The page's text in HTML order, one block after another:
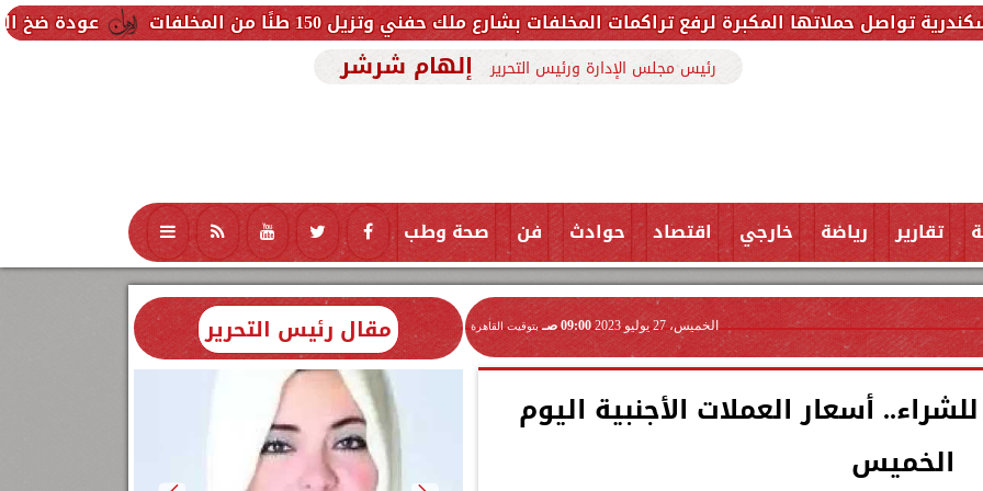
عودة ضخ المياه تدريجيًا لرفع تراكمات المخلفات بشارع ملك حفني وتزيل 150 طنًا من المخلفات
رئيس مجلس الإدارة ورئيس التحرير إلهام شرشر
تقارير رياضة خارجي اقتصاد حوادث فن صحة وطب تكنولوجيا منوعات محافظات
الخميس، 27 يوليو 2023 09:00 صـ بتوقيت القاهرة
يسجل 30.75 جنيه للشراء.. أسعار العملات الأجنبية اليوم
الخميس
مقال رئيس التحرير